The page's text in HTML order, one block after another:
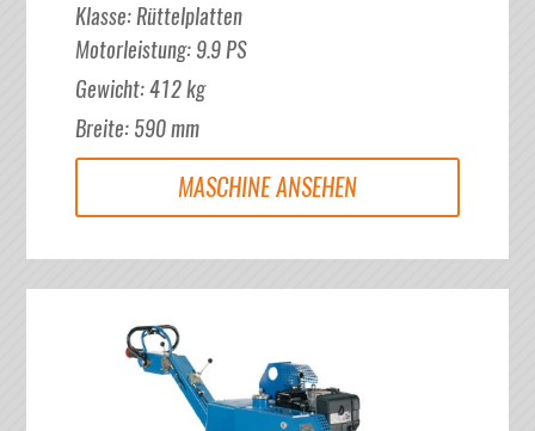
Klasse:Rüttelplatten
Motorleistung: 9.9PS
Gewicht:412kg
Breite: 590mm
MASCHINE ANSEHEN